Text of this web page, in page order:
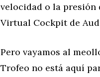
velocidad o la presión
Virtual Cockpit de
Pero vayamos al
Trofeo no está aquí